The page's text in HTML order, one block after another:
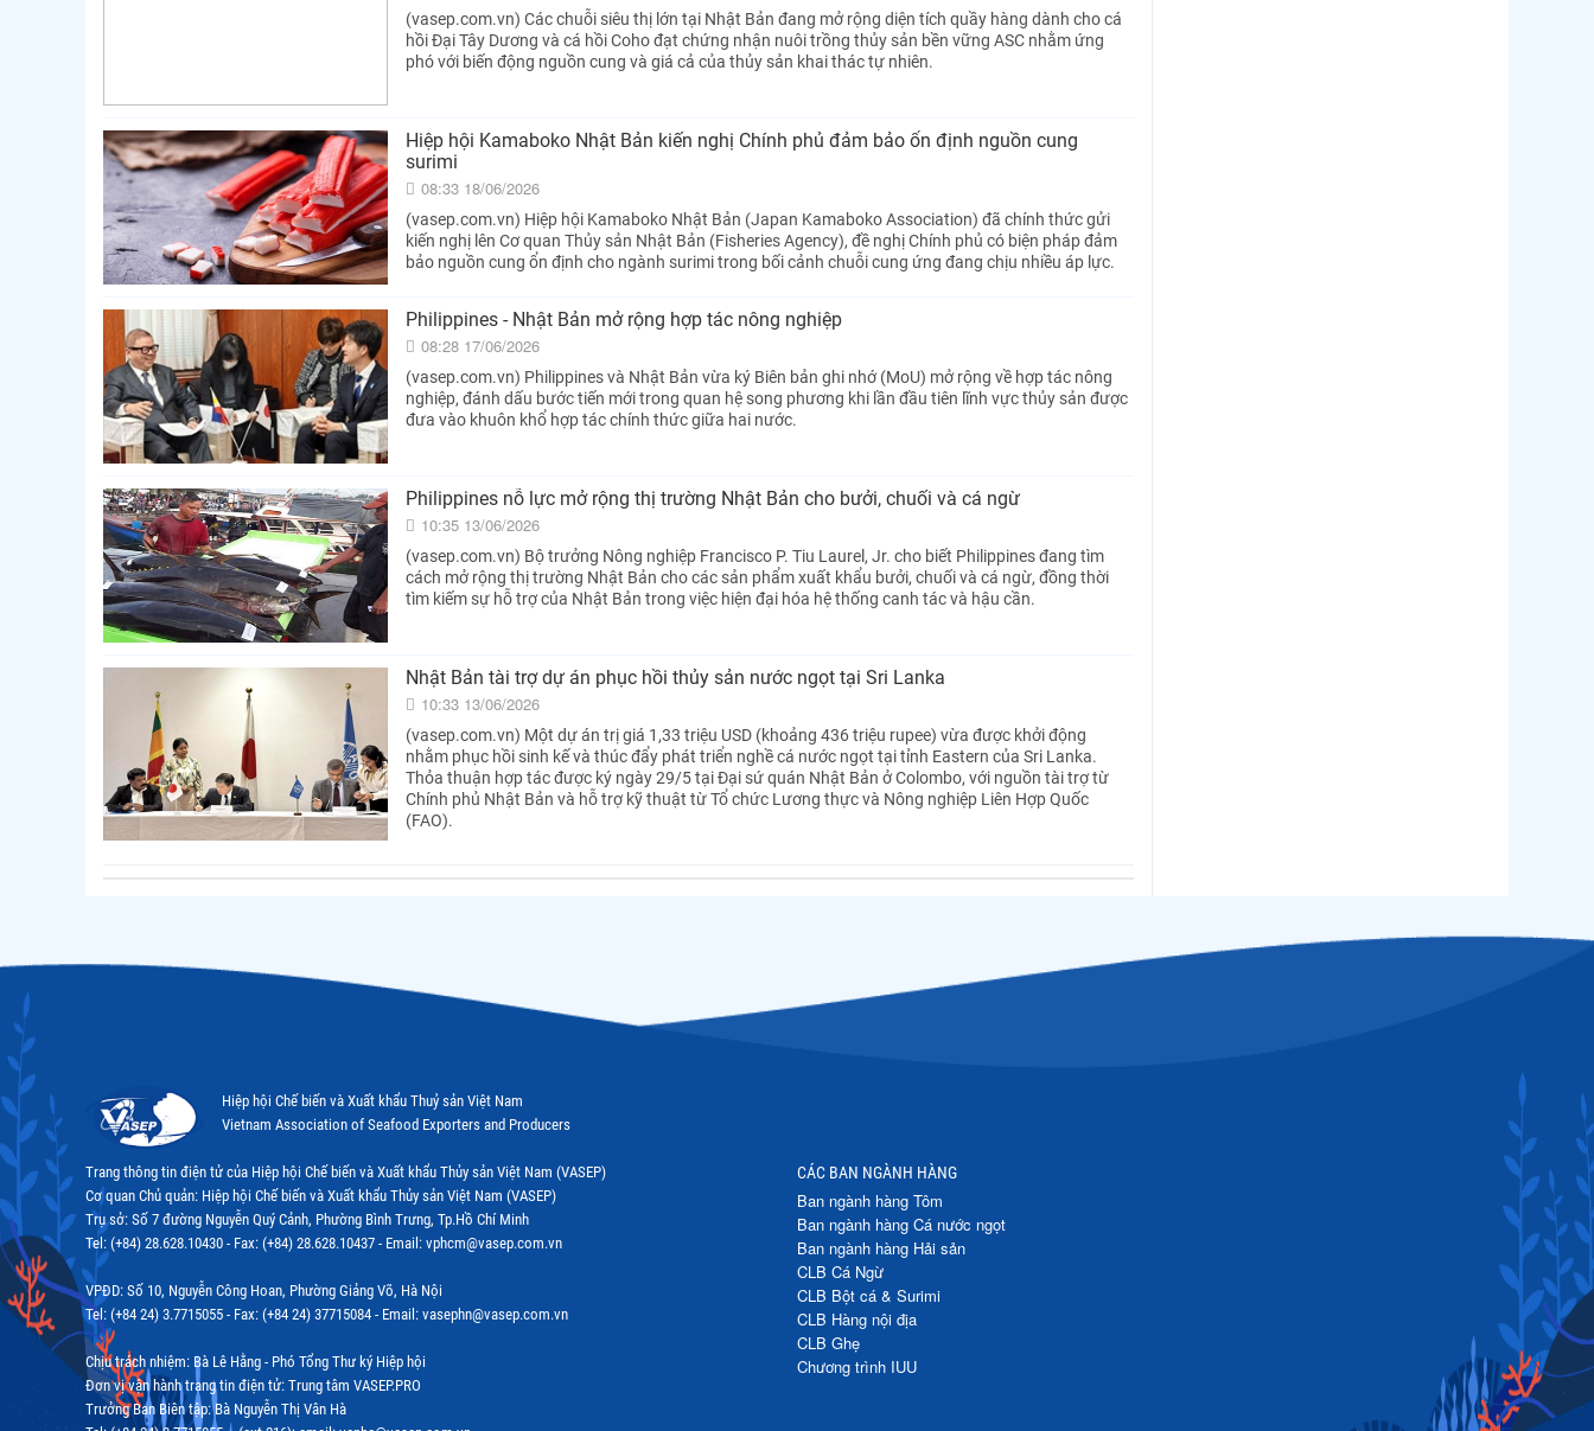
(vasep.com.vn) Các chuỗi siêu thị lớn tại Nhật Bản đang mở rộng diện tích quầy hàng dành cho cá
hồi Đại Tây Dương và cá hồi Coho đạt chứng nhận nuôi trồng thủy sản bền vững ASC nhằm ứng
phó với biến động nguồn cung và giá cả của thủy sản khai thác tự nhiên.
Hiệp hội Kamaboko Nhật Bản kiến nghị Chính phủ đảm bảo ổn định nguồn cung
surimi
08:33 18/06/2026
(vasep.com.vn) Hiệp hội Kamaboko Nhật Bản (Japan Kamaboko Association) đã chính thức gửi
kiến nghị lên Cơ quan Thủy sản Nhật Bản (Fisheries Agency), đề nghị Chính phủ có biện pháp đảm
bảo nguồn cung ổn định cho ngành surimi trong bối cảnh chuỗi cung ứng đang chịu nhiều áp lực.
Philippines - Nhật Bản mở rộng hợp tác nông nghiệp
08:28 17/06/2026
(vasep.com.vn) Philippines và Nhật Bản vừa ký Biên bản ghi nhớ (MoU) mở rộng về hợp tác nông
nghiệp, đánh dấu bước tiến mới trong quan hệ song phương khi lần đầu tiên lĩnh vực thủy sản được
đưa vào khuôn khổ hợp tác chính thức giữa hai nước.
Philippines nỗ lực mở rộng thị trường Nhật Bản cho bưởi, chuối và cá ngừ
10:35 13/06/2026
(vasep.com.vn) Bộ trưởng Nông nghiệp Francisco P. Tiu Laurel, Jr. cho biết Philippines đang tìm
cách mở rộng thị trường Nhật Bản cho các sản phẩm xuất khẩu bưởi, chuối và cá ngừ, đồng thời
tìm kiếm sự hỗ trợ của Nhật Bản trong việc hiện đại hóa hệ thống canh tác và hậu cần.
Nhật Bản tài trợ dự án phục hồi thủy sản nước ngọt tại Sri Lanka
10:33 13/06/2026
(vasep.com.vn) Một dự án trị giá 1,33 triệu USD (khoảng 436 triệu rupee) vừa được khởi động
nhằm phục hồi sinh kế và thúc đẩy phát triển nghề cá nước ngọt tại tỉnh Eastern của Sri Lanka.
Thỏa thuận hợp tác được ký ngày 29/5 tại Đại sứ quán Nhật Bản ở Colombo, với nguồn tài trợ từ
Chính phủ Nhật Bản và hỗ trợ kỹ thuật từ Tổ chức Lương thực và Nông nghiệp Liên Hợp Quốc
(FAO).
Hiệp hội Chế biến và Xuất khẩu Thuỷ sản Việt Nam
Vietnam Association of Seafood Exporters and Producers
Trang thông tin điện tử của Hiệp hội Chế biến và Xuất khẩu Thủy sản Việt Nam (VASEP)
Cơ quan Chủ quản: Hiệp hội Chế biến và Xuất khẩu Thủy sản Việt Nam (VASEP)
Trụ sở: Số 7 đường Nguyễn Quý Cảnh, Phường Bình Trưng, Tp.Hồ Chí Minh
Tel: (+84) 28.628.10430 - Fax: (+84) 28.628.10437 - Email: vphcm@vasep.com.vn
VPĐD: Số 10, Nguyễn Công Hoan, Phường Giảng Võ, Hà Nội
Tel: (+84 24) 3.7715055 - Fax: (+84 24) 37715084 - Email: vasephn@vasep.com.vn
Chịu trách nhiệm: Bà Lê Hằng - Phó Tổng Thư ký Hiệp hội
Đơn vị vận hành trang tin điện tử: Trung tâm VASEP.PRO
Trưởng Ban Biên tập: Bà Nguyễn Thị Vân Hà
CÁC BAN NGÀNH HÀNG
Ban ngành hàng Tôm
Ban ngành hàng Cá nước ngọt
Ban ngành hàng Hải sản
CLB Cá Ngừ
CLB Bột cá & Surimi
CLB Hàng nội địa
CLB Ghẹ
Chương trình IUU